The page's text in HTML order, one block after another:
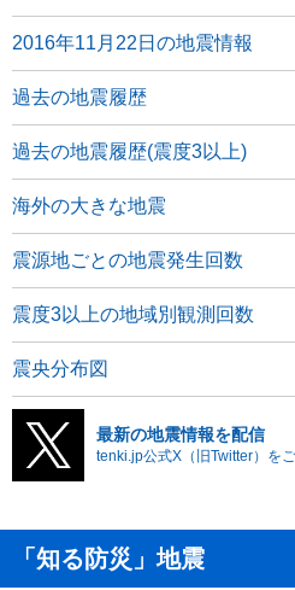
2016年11月22日の地震情報
過去の地震履歴
過去の地震履歴(震度3以上)
海外の大きな地震
震源地ごとの地震発生回数
震度3以上の地域別観測回数
震央分布図
最新の地震情報を配信
tenki.jp公式X（旧Twitter）を
「知る防災」地震